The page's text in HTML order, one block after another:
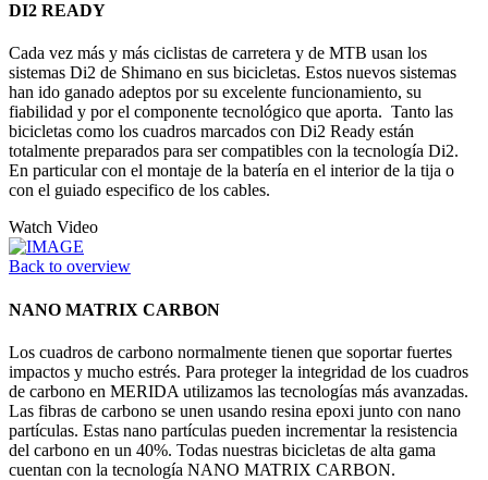
DI2 READY
Cada vez más y más ciclistas de carretera y de MTB usan los
sistemas Di2 de Shimano en sus bicicletas. Estos nuevos sistemas
han ido ganado adeptos por su excelente funcionamiento, su
fiabilidad y por el componente tecnológico que aporta. Tanto las
bicicletas como los cuadros marcados con Di2 Ready están
totalmente preparados para ser compatibles con la tecnología Di2.
En particular con el montaje de la batería en el interior de la tija o
con el guiado especifico de los cables.
Watch Video
Back to overview
NANO MATRIX CARBON
Los cuadros de carbono normalmente tienen que soportar fuertes
impactos y mucho estrés. Para proteger la integridad de los cuadros
de carbono en MERIDA utilizamos las tecnologías más avanzadas.
Las fibras de carbono se unen usando resina epoxi junto con nano
partículas. Estas nano partículas pueden incrementar la resistencia
del carbono en un 40%. Todas nuestras bicicletas de alta gama
cuentan con la tecnología NANO MATRIX CARBON.